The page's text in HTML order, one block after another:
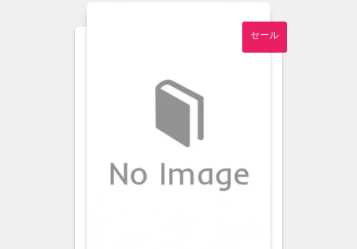
セール